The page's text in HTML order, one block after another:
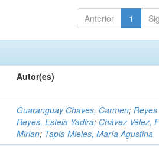
Anterior 1
Autor(es)
Guaranguay Chaves, Carmen;Reyes
Reyes, Estela Yadira; Chávez Vélez,
Mirian; Tapia Mieles, María Agustina